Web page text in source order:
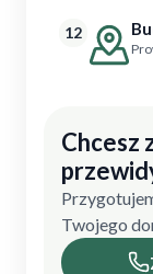
12
Chcesz
Twojego